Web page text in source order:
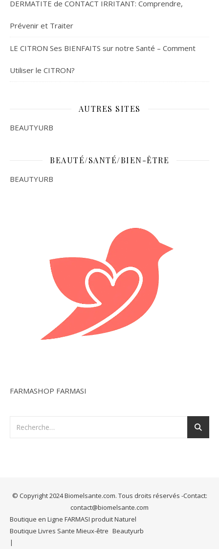
DERMATITE de CONTACT IRRITANT: Comprendre,
Prévenir et Traiter
LE CITRON Ses BIENFAITS sur notre Santé – Comment
Utiliser le CITRON?
AUTRES SITES
BEAUTYURB
BEAUTÉ/SANTÉ/BIEN-ÊTRE
BEAUTYURB
FARMASHOP FARMASI
© Copyright 2024 Biomelsante.com. Tous droits réservés -Contact:
contact@biomelsante.com
Boutique en Ligne FARMASI produit Naturel
Boutique Livres Sante Mieux-être Beautyurb